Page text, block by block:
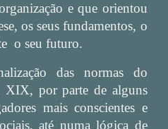
e que orientou
os seus fundamentos, o
o seu futuro.
das normas do
XIX, por parte de alguns
mais conscientes e
até numa lógica de